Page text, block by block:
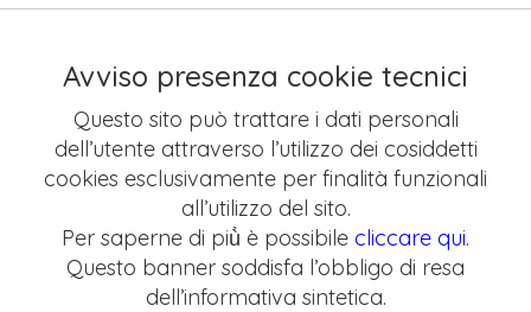
Avviso presenza cookie tecnici
Questo sito può trattare i dati personali
dell’utente attraverso l’utilizzo dei cosiddetti
cookies esclusivamente per finalità funzionali
all’utilizzo del sito.
Per saperne di più̀ è possibile cliccare qui.
Questo banner soddisfa l’obbligo di resa
dell’informativa sintetica.